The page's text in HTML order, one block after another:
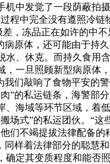
中发觉了一段荫蔽拍
程中完全没有遵照冷
，冻品正在如许的中
原体，还可能由于持
、休克。而持久食用
一旦照顾新型病原体
们敲响了食物平安的
”的私运链条，海警
海域等环节区域，着
式”的私运团伙。“
们不竭提拔法律配备
样着法律部分的聪慧
定其变质程度和能否